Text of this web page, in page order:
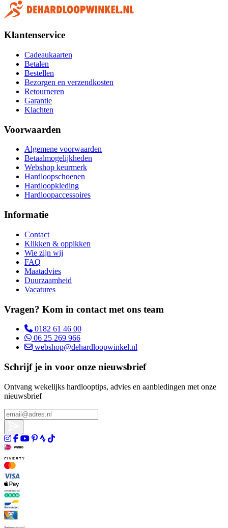
Klantenservice
Cadeaukaarten
Betalen
Bestellen
Bezorgen en verzendkosten
Retourneren
Garantie
Klachten
Voorwaarden
Algemene voorwaarden
Betaalmogelijkheden
Webshop keurmerk
Hardloopschoenen
Hardloopkleding
Hardloopaccessoires
Informatie
Contact
Klikken & oppikken
Wie zijn wij
FAQ
Maatadvies
Duurzaamheid
Vacatures
Vragen? Kom in contact met ons team
0182 61 46 00
06 25 269 966
webshop@dehardloopwinkel.nl
Schrijf je in voor onze nieuwsbrief
Ontvang wekelijks hardlooptips, advies en aanbiedingen met onze
nieuwsbrief